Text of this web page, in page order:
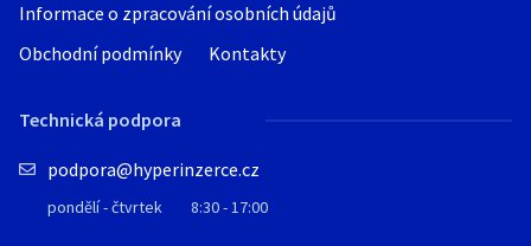
Informace o zpracování osobních údajů
Obchodní podmínky
Kontakty
Technická podpora
podpora@hyperinzerce.cz
pondělí - čtvrtek 8:30 - 17:00